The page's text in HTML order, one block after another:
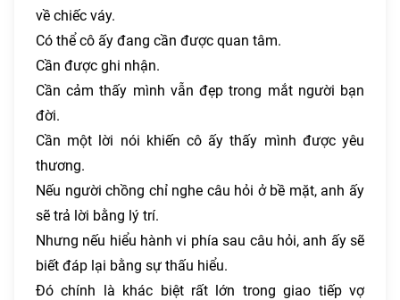
về chiếc váy.
Có thể cô ấy đang cần được quan tâm.
Cần được ghi nhận.
Cần cảm thấy mình vẫn đẹp trong mắt người bạn
đời.
Cần một lời nói khiến cô ấy thấy mình được yêu
thương.
Nếu người chồng chỉ nghe câu hỏi ở bề mặt, anh ấy
sẽ trả lời bằng lý trí.
Nhưng nếu hiểu hành vi phía sau câu hỏi, anh ấy sẽ
biết đáp lại bằng sự thấu hiểu.
Đó chính là khác biệt rất lớn trong giao tiếp vợ